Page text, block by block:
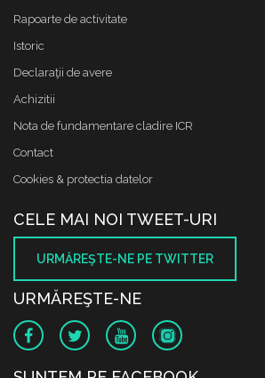
Rapoarte de activitate
Istoric
Declaraţii de avere
Achizitii
Nota de fundamentare cladire ICR
Contact
Cookies & protectia datelor
CELE MAI NOI TWEET-URI
URMĂREŞTE-NE PE TWITTER
URMĂREŞTE-NE